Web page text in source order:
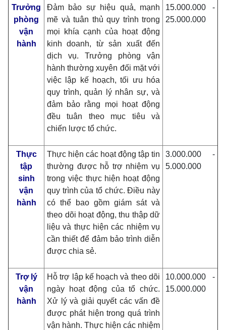
Trưởng
phòng
vận
hành
Đảm bảo sự hiệu quả, mạnh
mẽ và tuân thủ quy trình trong
mọi khía cạnh của hoạt động
kinh doanh, từ sản xuất đến
dịch vụ. Trưởng phòng vận
hành thường xuyên đối mặt với
việc lập kế hoạch, tối ưu hóa
quy trình, quản lý nhân sự, và
đảm bảo rằng mọi hoạt động
đều tuân theo mục tiêu và
chiến lược tổ chức.
15.000.000 -
25.000.000
Thực
tập
sinh
vận
hành
Thực hiện các hoạt động tập tin
thường được hỗ trợ nhiệm vụ
trong việc thực hiện hoạt động
quy trình của tổ chức. Điều này
có thể bao gồm giám sát và
theo dõi hoạt động, thu thập dữ
liệu và thực hiện các nhiệm vụ
cần thiết để đảm bảo trình diễn
được chia sẻ.
3.000.000 -
5.000.000
Trợ lý
vận
hành
Hỗ trợ lập kế hoạch và theo dõi
ngày hoạt động của tổ chức.
Xử lý và giải quyết các vấn đề
được phát hiện trong quá trình
vận hành. Thực hiện các nhiệm
10.000.000 -
15.000.000